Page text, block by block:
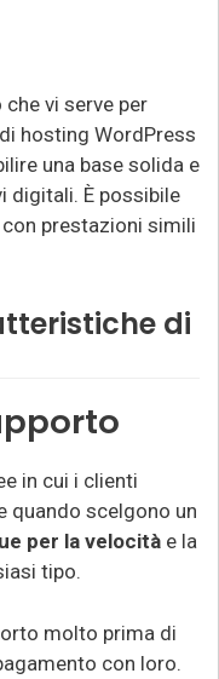
vi serve per
hosting WordPress
una base solida e
digitali. È possibile
prestazioni simili
di
in cui i clienti
quando scelgono un
per la velocità e la
tipo.
molto prima di
con loro.